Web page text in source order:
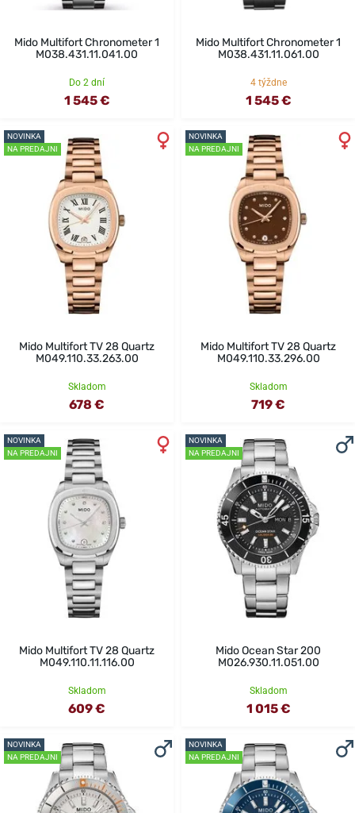
Mido Multifort Chronometer 1
M038.431.11.041.00
Do 2 dní
1 545 €
Mido Multifort Chronometer 1
M038.431.11.061.00
4 týždne
1 545 €
NOVINKA
NA PREDAJNI
Mido Multifort TV 28 Quartz
M049.110.33.263.00
Skladom
678 €
NOVINKA
NA PREDAJNI
Mido Multifort TV 28 Quartz
M049.110.33.296.00
Skladom
719 €
NOVINKA
NA PREDAJNI
Mido Multifort TV 28 Quartz
M049.110.11.116.00
Skladom
609 €
NOVINKA
NA PREDAJNI
Mido Ocean Star 200
M026.930.11.051.00
Skladom
1 015 €
NOVINKA
NA PREDAJNI
NOVINKA
NA PREDAJNI